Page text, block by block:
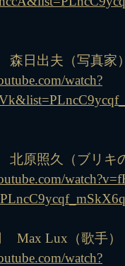
森日出夫（写真家）
watch?
北原照久（ブリキ
Max Lux（歌手）
watch?